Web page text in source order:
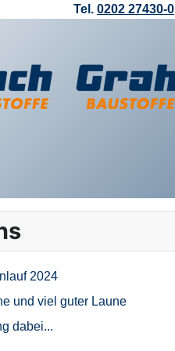
Tel. 0202 27430-0
2024
und viel guter Laune
dabei...